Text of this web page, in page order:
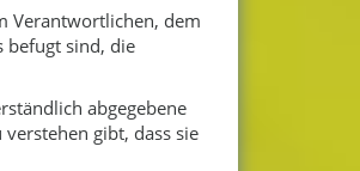
Verantwortlichen, dem
befugt sind, die
abgegebene
gibt, dass sie